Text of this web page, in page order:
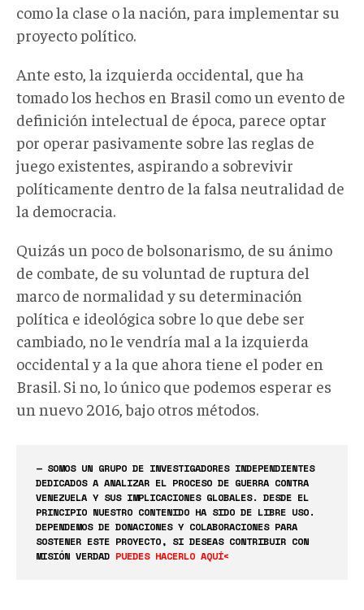
como la clase o la nación, para implementar su
proyecto político.
Ante esto, la izquierda occidental, que ha
tomado los hechos en Brasil como un evento de
definición intelectual de época, parece optar
por operar pasivamente sobre las reglas de
juego existentes, aspirando a sobrevivir
políticamente dentro de la falsa neutralidad de
la democracia.
Quizás un poco de bolsonarismo, de su ánimo
de combate, de su voluntad de ruptura del
marco de normalidad y su determinación
política e ideológica sobre lo que debe ser
cambiado, no le vendría mal a la izquierda
occidental y a la que ahora tiene el poder en
Brasil. Si no, lo único que podemos esperar es
un nuevo 2016, bajo otros métodos.
— SOMOS UN GRUPO DE INVESTIGADORES INDEPENDIENTES
DEDICADOS A ANALIZAR EL PROCESO DE GUERRA CONTRA
VENEZUELA Y SUS IMPLICACIONES GLOBALES. DESDE EL
PRINCIPIO NUESTRO CONTENIDO HA SIDO DE LIBRE USO.
DEPENDEMOS DE DONACIONES Y COLABORACIONES PARA
SOSTENER ESTE PROYECTO, SI DESEAS CONTRIBUIR CON
MISIÓN VERDAD PUEDES HACERLO AQUÍ<